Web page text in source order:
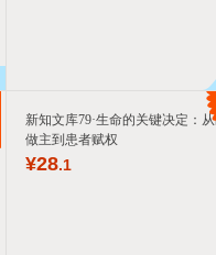
新知文库79·生命的关键决定：
做主到患者赋权
¥28.1